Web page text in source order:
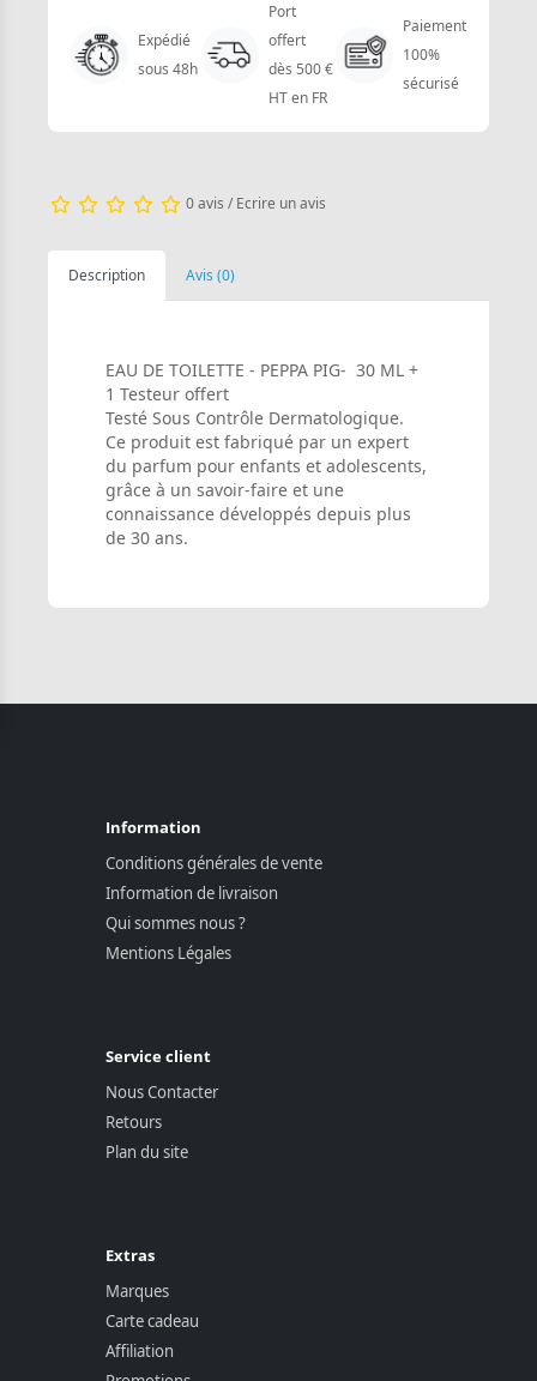
Expédié
sous 48h
Port
offert
dès 500 €
HT en FR
Paiement
100%
sécurisé
0 avis / Ecrire un avis
Description Avis (0)
EAU DE TOILETTE - PEPPA PIG- 30 ML +
1 Testeur offert
Testé Sous Contrôle Dermatologique.
Ce produit est fabriqué par un expert
du parfum pour enfants et adolescents,
grâce à un savoir-faire et une
connaissance développés depuis plus
de 30 ans.
Information
Conditions générales de vente
Information de livraison
Qui sommes nous ?
Mentions Légales
Service client
Nous Contacter
Retours
Plan du site
Extras
Marques
Carte cadeau
Affiliation